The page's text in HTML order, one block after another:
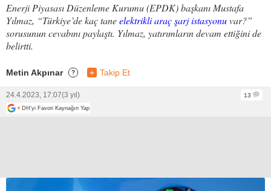
Enerji Piyasası Düzenleme Kurumu (EPDK) başkanı Mustafa
Yılmaz, “Türkiye’de kaç taneelektrikli araç şarj istasyonuvar?”
sorusunun cevabını paylaştı. Yılmaz, yatırımların devam ettiğini de
belirtti.
Metin Akpınar ? + Takip Et
24.4.2023, 17:07(3 yıl)
13
+ DH'yi Favori Kaynağın Yap